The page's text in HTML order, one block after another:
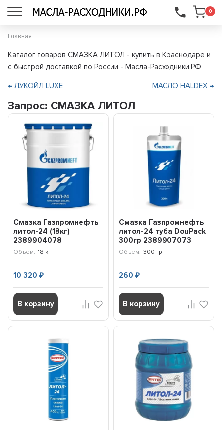
0
...
Главная
Каталог товаров СМАЗКА ЛИТОЛ - купить в Краснодаре и
с быстрой доставкой по России - Масла-Расходники.РФ
МАСЛО HALDEX →
← ЛУКОЙЛ LUXE
Запрос: СМАЗКА ЛИТОЛ
Смазка Газпромнефть
литол-24 (18кг)
2389904078
Объем: 18 кг
10 320₽
В корзину
Смазка Газпромнефть
литол-24 туба DouPack
300гр 2389907073
Объем: 300 гр
260 ₽
В корзину